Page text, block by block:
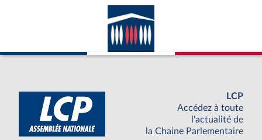
LCP
Accédez à toute
l'actualité de
la Chaine Parlementaire